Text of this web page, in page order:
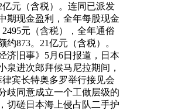
亿元（含税）。连同已派发
期现金盈利，全年每股现金
元（含税），全年通俗
约873。21亿元（含税）。
济旧事》5月6日报道，日本
泉进次郎拜候马尼拉期间，
律宾长特奥多罗举行接见会
歧同意成立一个工做层级的
切磋日本海上侵占队二手护